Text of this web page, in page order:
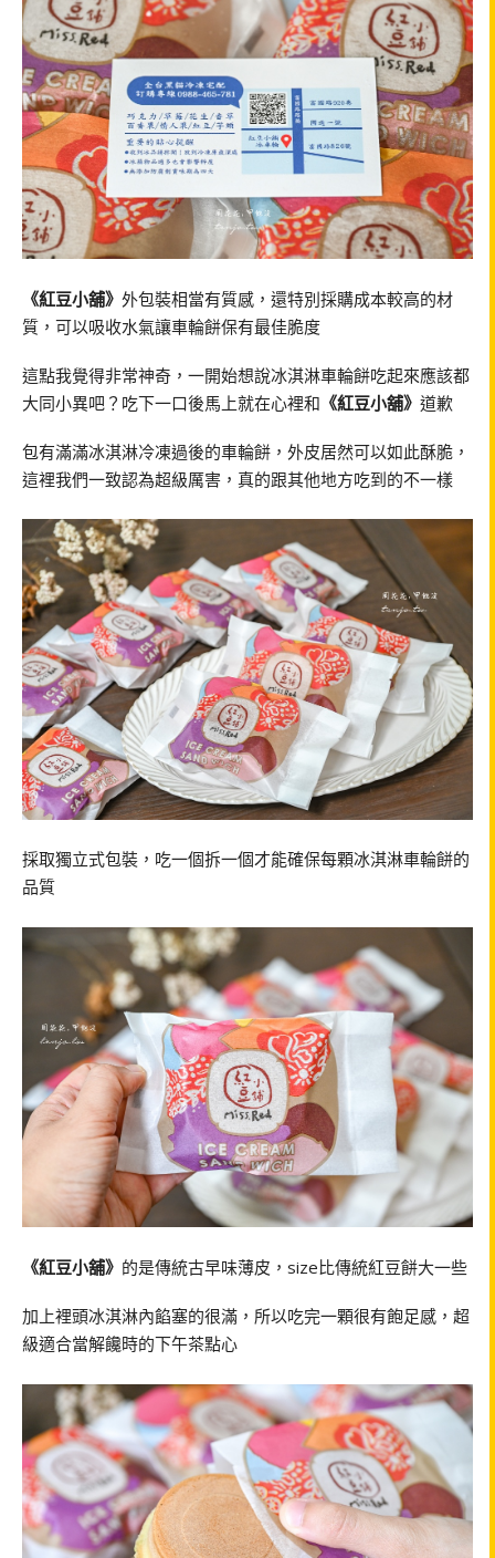
《紅豆小舖》 外包裝相當有質感，還特別採購成本較高的材
質，可以吸收水氣讓車輪餅保有最佳脆度
這點我覺得非常神奇，一開始想說冰淇淋車輪餅吃起來應該都
大同小異吧？吃下一口後馬上就在心裡和 《紅豆小舖》 道歉
包有滿滿冰淇淋冷凍過後的車輪餅，外皮居然可以如此酥脆，
這裡我們一致認為超級厲害，真的跟其他地方吃到的不一樣
採取獨立式包裝，吃一個拆一個才能確保每顆冰淇淋車輪餅的
品質
《紅豆小舖》 的是傳統古早味薄皮，size比傳統紅豆餅大一些
加上裡頭冰淇淋內餡塞的很滿，所以吃完一顆很有飽足感，超
級適合當解饞時的下午茶點心